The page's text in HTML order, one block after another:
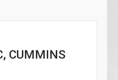
CUMMINS